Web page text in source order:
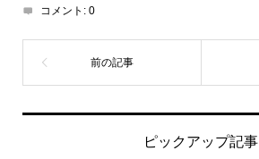
コメント: 0
ピックアップ記事